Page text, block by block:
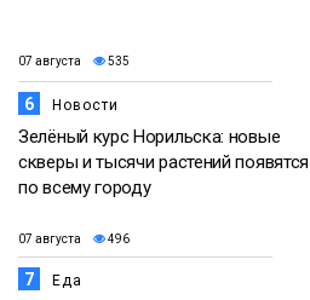
07 августа 535
6 Новости
Зелёный курс Норильска: новые
скверы и тысячи растений появятся
по всему городу
07 августа 496
7 Еда